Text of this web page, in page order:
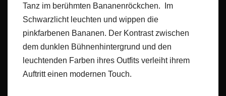
Tanz im berühmten Bananenröckchen. Im
Schwarzlicht leuchten und wippen die
pinkfarbenen Bananen. Der Kontrast zwischen
dem dunklen Bühnenhintergrund und den
leuchtenden Farben ihres Outfits verleiht ihrem
Auftritt einen modernen Touch.